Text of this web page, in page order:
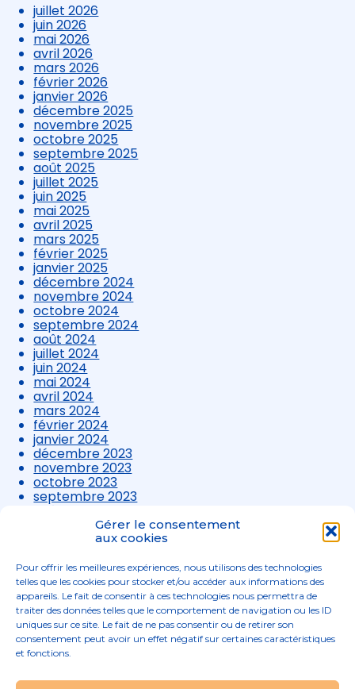
Gérer le consentement
aux cookies
Pour offrir les meilleures expériences, nous utilisons des technologies
telles que les cookies pour stocker et/ou accéder aux informations des
appareils. Le fait de consentir à ces technologies nous permettra de
traiter des données telles que le comportement de navigation ou les ID
uniques sur ce site. Le fait de ne pas consentir ou de retirer son
consentement peut avoir un effet négatif sur certaines caractéristiques
et fonctions.
juillet 2026
juin 2026
mai 2026
avril 2026
mars 2026
février 2026
janvier 2026
décembre 2025
novembre 2025
octobre 2025
septembre 2025
août 2025
juillet 2025
juin 2025
mai 2025
avril 2025
mars 2025
février 2025
janvier 2025
décembre 2024
novembre 2024
octobre 2024
septembre 2024
août 2024
juillet 2024
juin 2024
mai 2024
avril 2024
mars 2024
février 2024
janvier 2024
décembre 2023
novembre 2023
octobre 2023
septembre 2023
août 2023
juillet 2023
avril 2023
mars 2023